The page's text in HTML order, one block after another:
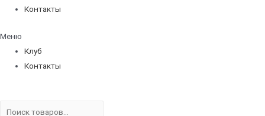
Контакты
Меню
Клуб
Контакты